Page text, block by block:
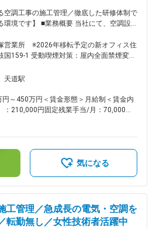
ームを作りました ◇HPを是非ご確認下さ
事内容、事業内容についての説明が詰ま
定める業務
空調工事の施工管理／徹底した研修体制で
要 当社にて、空調設
安全・原価・環境の各種管理を中心に、現
関係各所との調整、日々の業務改善を推進
に伴い、未経験者でもしっかりと成長でき
、工事現場で
ト管理、環境配慮の運用を行います。現場
とのコミュニケーションを密に取り、現場
空調工事だけでなく他部署との連携や業務
続いて現場研修を実施し、名古屋や四国・
実際の現場を体験。経験豊富な先輩が教育
しの良い職場です。先輩や同僚と協力しな
ます。 ■業務の魅力 充実した
より、未経験からでも安心して専門性を
営業所 ※2026年移転予定の新オフィス住
国159-1 受動喫煙対策：屋内全面禁煙変更
天道駅
円～450万円＜賃金形態＞月給制＜賃金内
：210,000円固定残業手当/月：70,000円
業代（7万円／45時間）支給。45時間を超
給。賃金はあくまでも目安の金額であり、
る可能性があります。月給(月額)は固定手
気になる
工管理／急成長の電気・空調を
転勤無し／女性技術者活躍中